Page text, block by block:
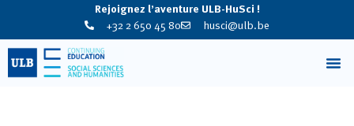
Rejoignez l’aventure ULB-HuSci !
+32 2 650 45 80
husci@ulb.be